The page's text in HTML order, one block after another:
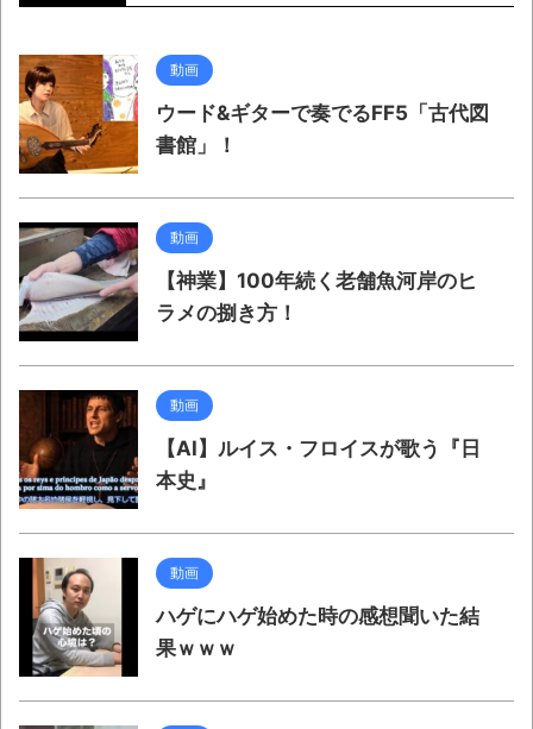
動画
ウード&ギターで奏でるFF5「古代図
書館」！
動画
【神業】100年続く老舗魚河岸のヒ
ラメの捌き方！
動画
【AI】ルイス・フロイスが歌う『日
本史』
動画
ハゲにハゲ始めた時の感想聞いた結
果ｗｗｗ